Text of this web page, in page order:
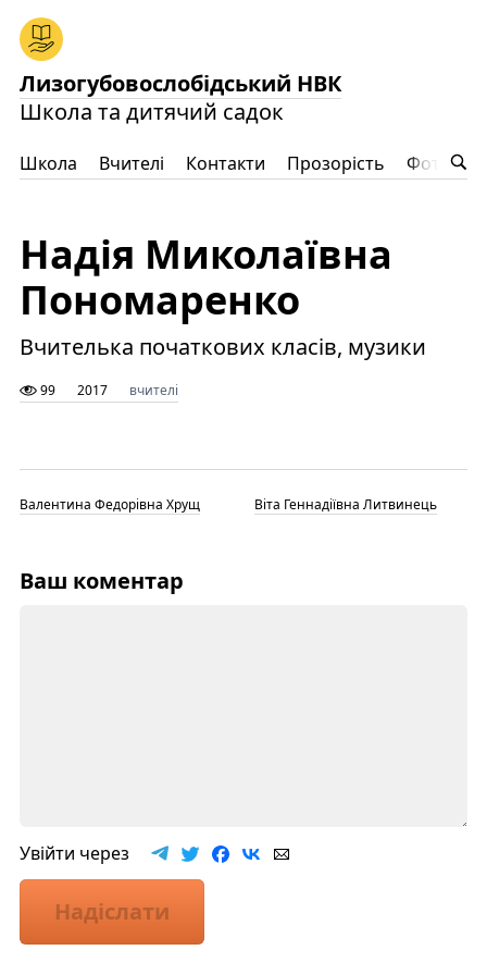
Лизогубовослобідський НВК
Школа та дитячий садок
Школа Вчителі Контакти Прозорість Фото
Надія Миколаївна
Пономаренко
Вчителька початкових класів, музики
99 2017 вчителі
Валентина Федорівна Хрущ Віта Геннадіївна Литвинець
Ваш коментар
Увійти через
Надіслати